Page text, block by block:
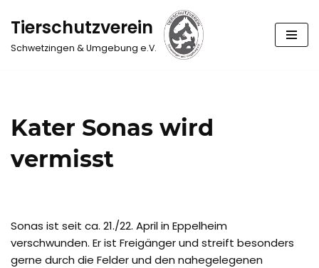
Zum
Inhalt
Tierschutzverein
Schwetzingen & Umgebung e.V.
Kater Sonas wird
vermisst
Sonas ist seit ca. 21./22. April in Eppelheim
verschwunden. Er ist Freigänger und streift besonders
gerne durch die Felder und den nahegelegenen